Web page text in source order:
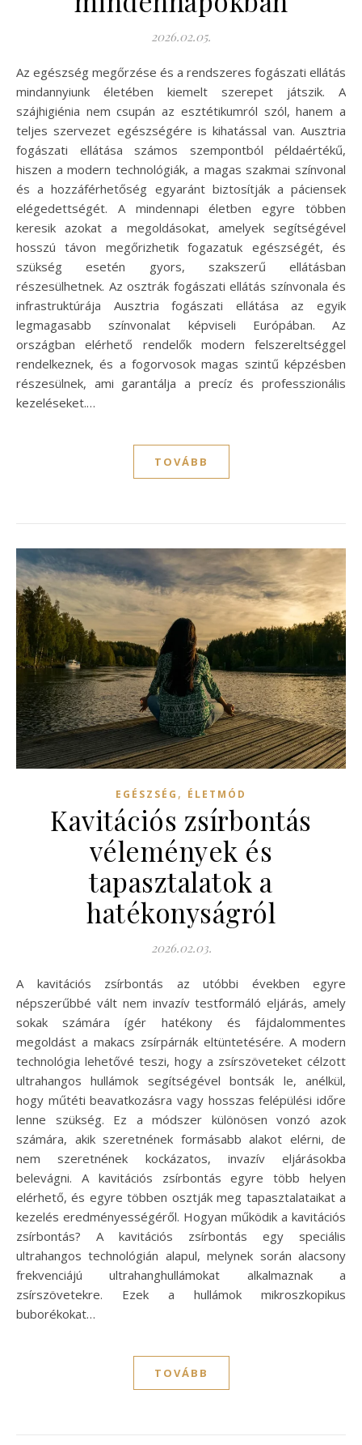
2026.02.05.
Az egészség megőrzése és a rendszeres fogászati ellátás
mindannyiunk életében kiemelt szerepet játszik. A
szájhigiénia nem csupán az esztétikumról szól, hanem a
teljes szervezet egészségére is kihatással van. Ausztria
fogászati ellátása számos szempontból példaértékű,
hiszen a modern technológiák, a magas szakmai színvonal
és a hozzáférhetőség egyaránt biztosítják a páciensek
elégedettségét. A mindennapi életben egyre többen
keresik azokat a megoldásokat, amelyek segítségével
hosszú távon megőrizhetik fogazatuk egészségét, és
szükség esetén gyors, szakszerű ellátásban
részesülhetnek. Az osztrák fogászati ellátás színvonala és
infrastruktúrája Ausztria fogászati ellátása az egyik
legmagasabb színvonalat képviseli Európában. Az
országban elérhető rendelők modern felszereltséggel
rendelkeznek, és a fogorvosok magas szintű képzésben
részesülnek, ami garantálja a precíz és professzionális
kezeléseket.…
TOVÁBB
EGÉSZSÉG , ÉLETMÓD
Kavitációs zsírbontás
vélemények és
tapasztalatok a
hatékonyságról
2026.02.03.
A kavitációs zsírbontás az utóbbi években egyre
népszerűbbé vált nem invazív testformáló eljárás, amely
sokak számára ígér hatékony és fájdalommentes
megoldást a makacs zsírpárnák eltüntetésére. A modern
technológia lehetővé teszi, hogy a zsírszöveteket célzott
ultrahangos hullámok segítségével bontsák le, anélkül,
hogy műtéti beavatkozásra vagy hosszas felépülési időre
lenne szükség. Ez a módszer különösen vonzó azok
számára, akik szeretnének formásabb alakot elérni, de
nem szeretnének kockázatos, invazív eljárásokba
belevágni. A kavitációs zsírbontás egyre több helyen
elérhető, és egyre többen osztják meg tapasztalataikat a
kezelés eredményességéről. Hogyan működik a kavitációs
zsírbontás? A kavitációs zsírbontás egy speciális
ultrahangos technológián alapul, melynek során alacsony
frekvenciájú ultrahanghullámokat alkalmaznak a
zsírszövetekre. Ezek a hullámok mikroszkopikus
buborékokat…
TOVÁBB